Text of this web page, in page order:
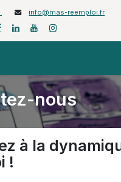
info@mas-reemploi.fr
nous
à la
!